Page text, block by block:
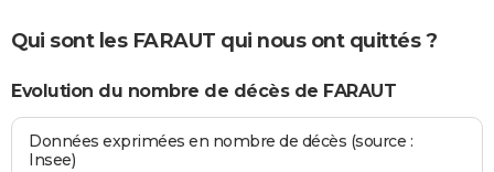
Qui sont les FARAUT qui nous ont quittés ?
Evolution du nombre de décès de FARAUT
Données exprimées en nombre de décès (source :
Insee)